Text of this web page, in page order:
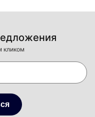
кликом